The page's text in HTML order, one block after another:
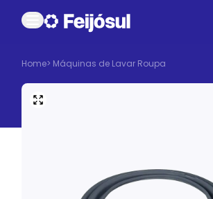
Home> Máquinas de Lavar Roupa